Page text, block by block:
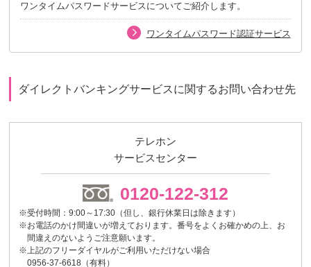
ワンタイムパスワードサービスについてご紹介します。
ワンタイムパスワード認証サービス
ダイレクトバンキングサービスに関するお問い合わせ先
テレホン
サービスセンター
0120-122-312
※受付時間：9:00～17:30（但し、銀行休業日は除きます）
※お電話のかけ間違いが増えております。番号をよくお確かめの上、お
間違えのないようご注意願います。
※上記のフリーダイヤルがご利用いただけない場合
0956-37-6618（有料）